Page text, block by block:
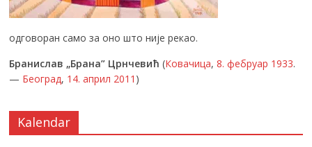
одговоран само за оно што није рекао.
Бранислав „Брана” Црнчевић (Ковачица,8. фебруар 1933.
— Београд, 14. април 2011 )
Kalendar